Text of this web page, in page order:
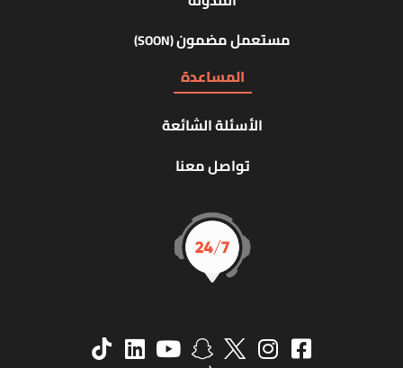
مستعمل مضمون(SOON)
المساعدة
الأسئلة الشائعة
تواصل معنا